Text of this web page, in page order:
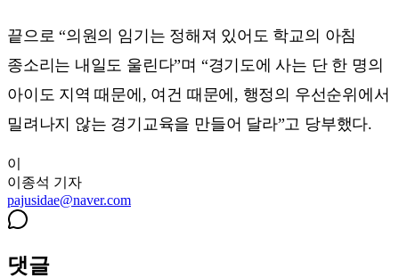
끝으로 “의원의 임기는 정해져 있어도 학교의 아침
종소리는 내일도 울린다”며 “경기도에 사는 단 한 명의
아이도 지역 때문에, 여건 때문에, 행정의 우선순위에서
밀려나지 않는 경기교육을 만들어 달라”고 당부했다.
이
이종석 기자
pajusidae@naver.com
댓글